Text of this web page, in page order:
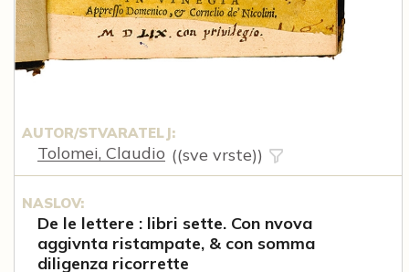
AUTOR/STVARATELJ:
Tolomei, Claudio ((sve vrste))
NASLOV:
De le lettere : libri sette. Con nvova
aggivnta ristampate, & con somma
diligenza ricorrette